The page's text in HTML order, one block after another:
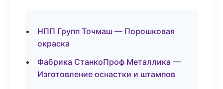
НПП Групп Точмаш — Порошковая
окраска
Фабрика СтанкоПроф Металлика —
Изготовление оснастки и штампов